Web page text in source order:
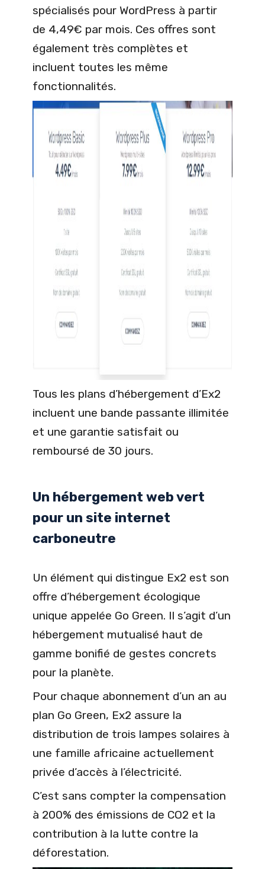
spécialisés pour WordPress à partir
de 4,49€ par mois. Ces offres sont
également très complètes et
incluent toutes les même
fonctionnalités.
Tous les plans d’hébergement d’Ex2
incluent une bande passante illimitée
et une garantie satisfait ou
remboursé de 30 jours.
Un hébergement web vert
pour un site internet
carboneutre
Un élément qui distingue Ex2 est son
offre d’hébergement écologique
unique appelée Go Green. Il s’agit d’un
hébergement mutualisé haut de
gamme bonifié de gestes concrets
pour la planète.
Pour chaque abonnement d’un an au
plan Go Green, Ex2 assure la
distribution de trois lampes solaires à
une famille africaine actuellement
privée d’accès à l’électricité.
C’est sans compter la compensation
à 200% des émissions de CO2 et la
contribution à la lutte contre la
déforestation.